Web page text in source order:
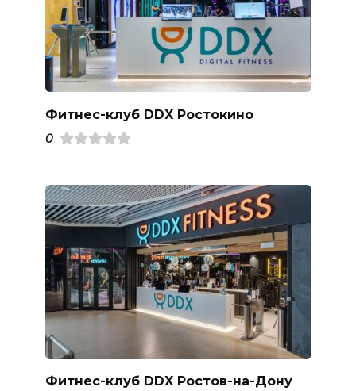
Фитнес-клуб DDX Ростокино
0
Фитнес-клуб DDX Ростов-на-Дону